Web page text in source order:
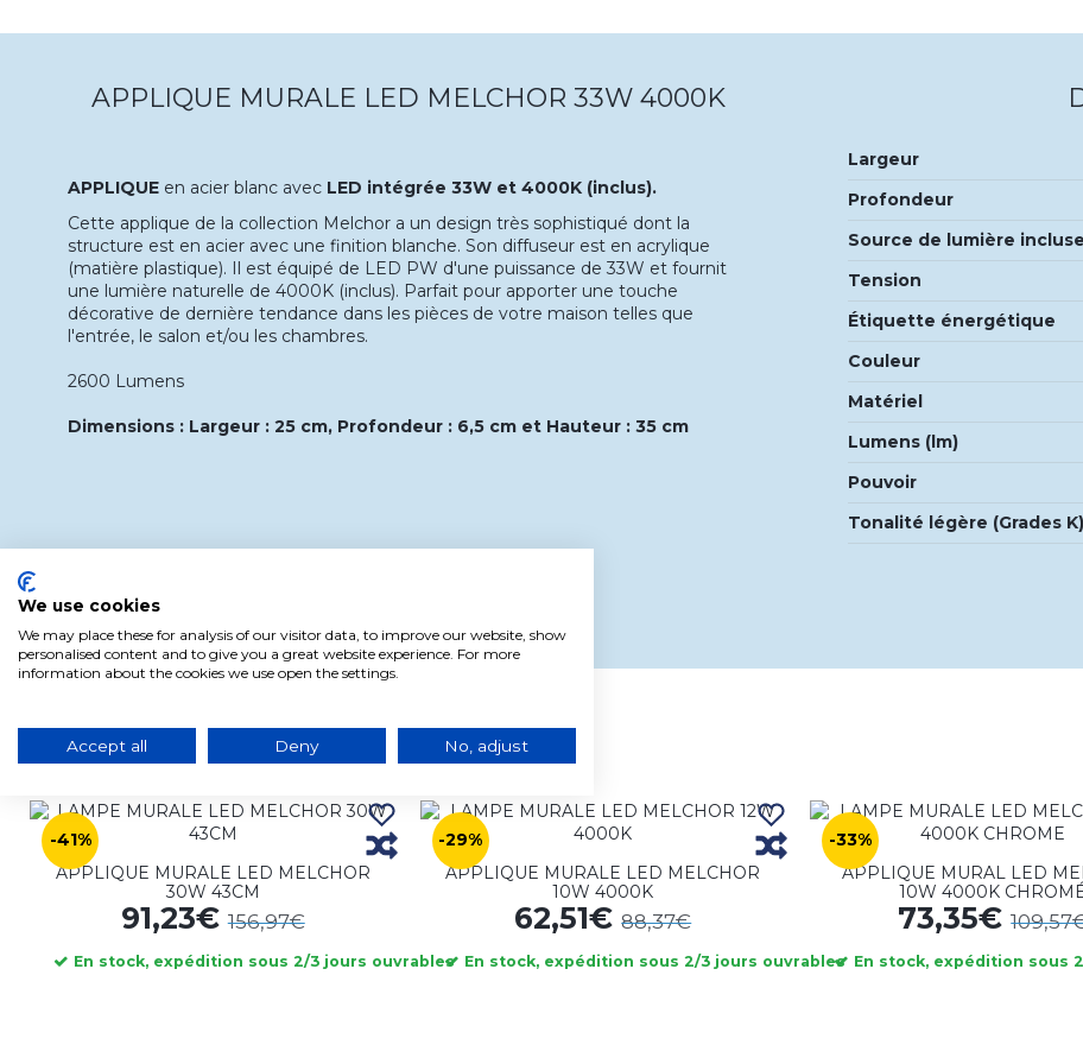
APPLIQUE MURALE LED MELCHOR 33W 4000K
APPLIQUE en acier blanc avec LED intégrée 33W et 4000K (inclus).
Cette applique de la collection Melchor a un design très sophistiqué dont la
structure est en acier avec une finition blanche. Son diffuseur est en acrylique
(matière plastique). Il est équipé de LED PW d'une puissance de 33W et fournit
une lumière naturelle de 4000K (inclus). Parfait pour apporter une touche
décorative de dernière tendance dans les pièces de votre maison telles que
l'entrée, le salon et/ou les chambres.
2600 Lumens
Dimensions : Largeur : 25 cm, Profondeur : 6,5 cm et Hauteur : 35 cm
Largeur
Profondeur
Source de lumière
Tension
Étiquette énergétique
Couleur
Matériel
Lumens (lm)
Pouvoir
Tonalité légère (Grades K)
Produits liés à ce produit
-41%
APPLIQUE MURALE LED MELCHOR
30W 43CM
91,23€156,97€
En stock, expédition sous 2/3 jours ouvrables
-29%
APPLIQUE MURALE LED MELCHOR
10W 4000K
62,51€88,37€
En stock, expédition sous 2/3 jours ouvrables
-33%
APPLIQUE MURAL LED
10W 4000K
73,35€
En stock, expédition sous
We use cookies
We may place these for analysis of our visitor data, to improve our website, show
personalised content and to give you a great website experience. For more
information about the cookies we use open the settings.
Accept all Deny No, adjust